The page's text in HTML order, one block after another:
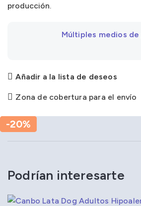
producción.
Múltiples medios de
Añadir a la lista de deseos
Zona de cobertura para el envío
Podrían interesarte
-20%
-20%